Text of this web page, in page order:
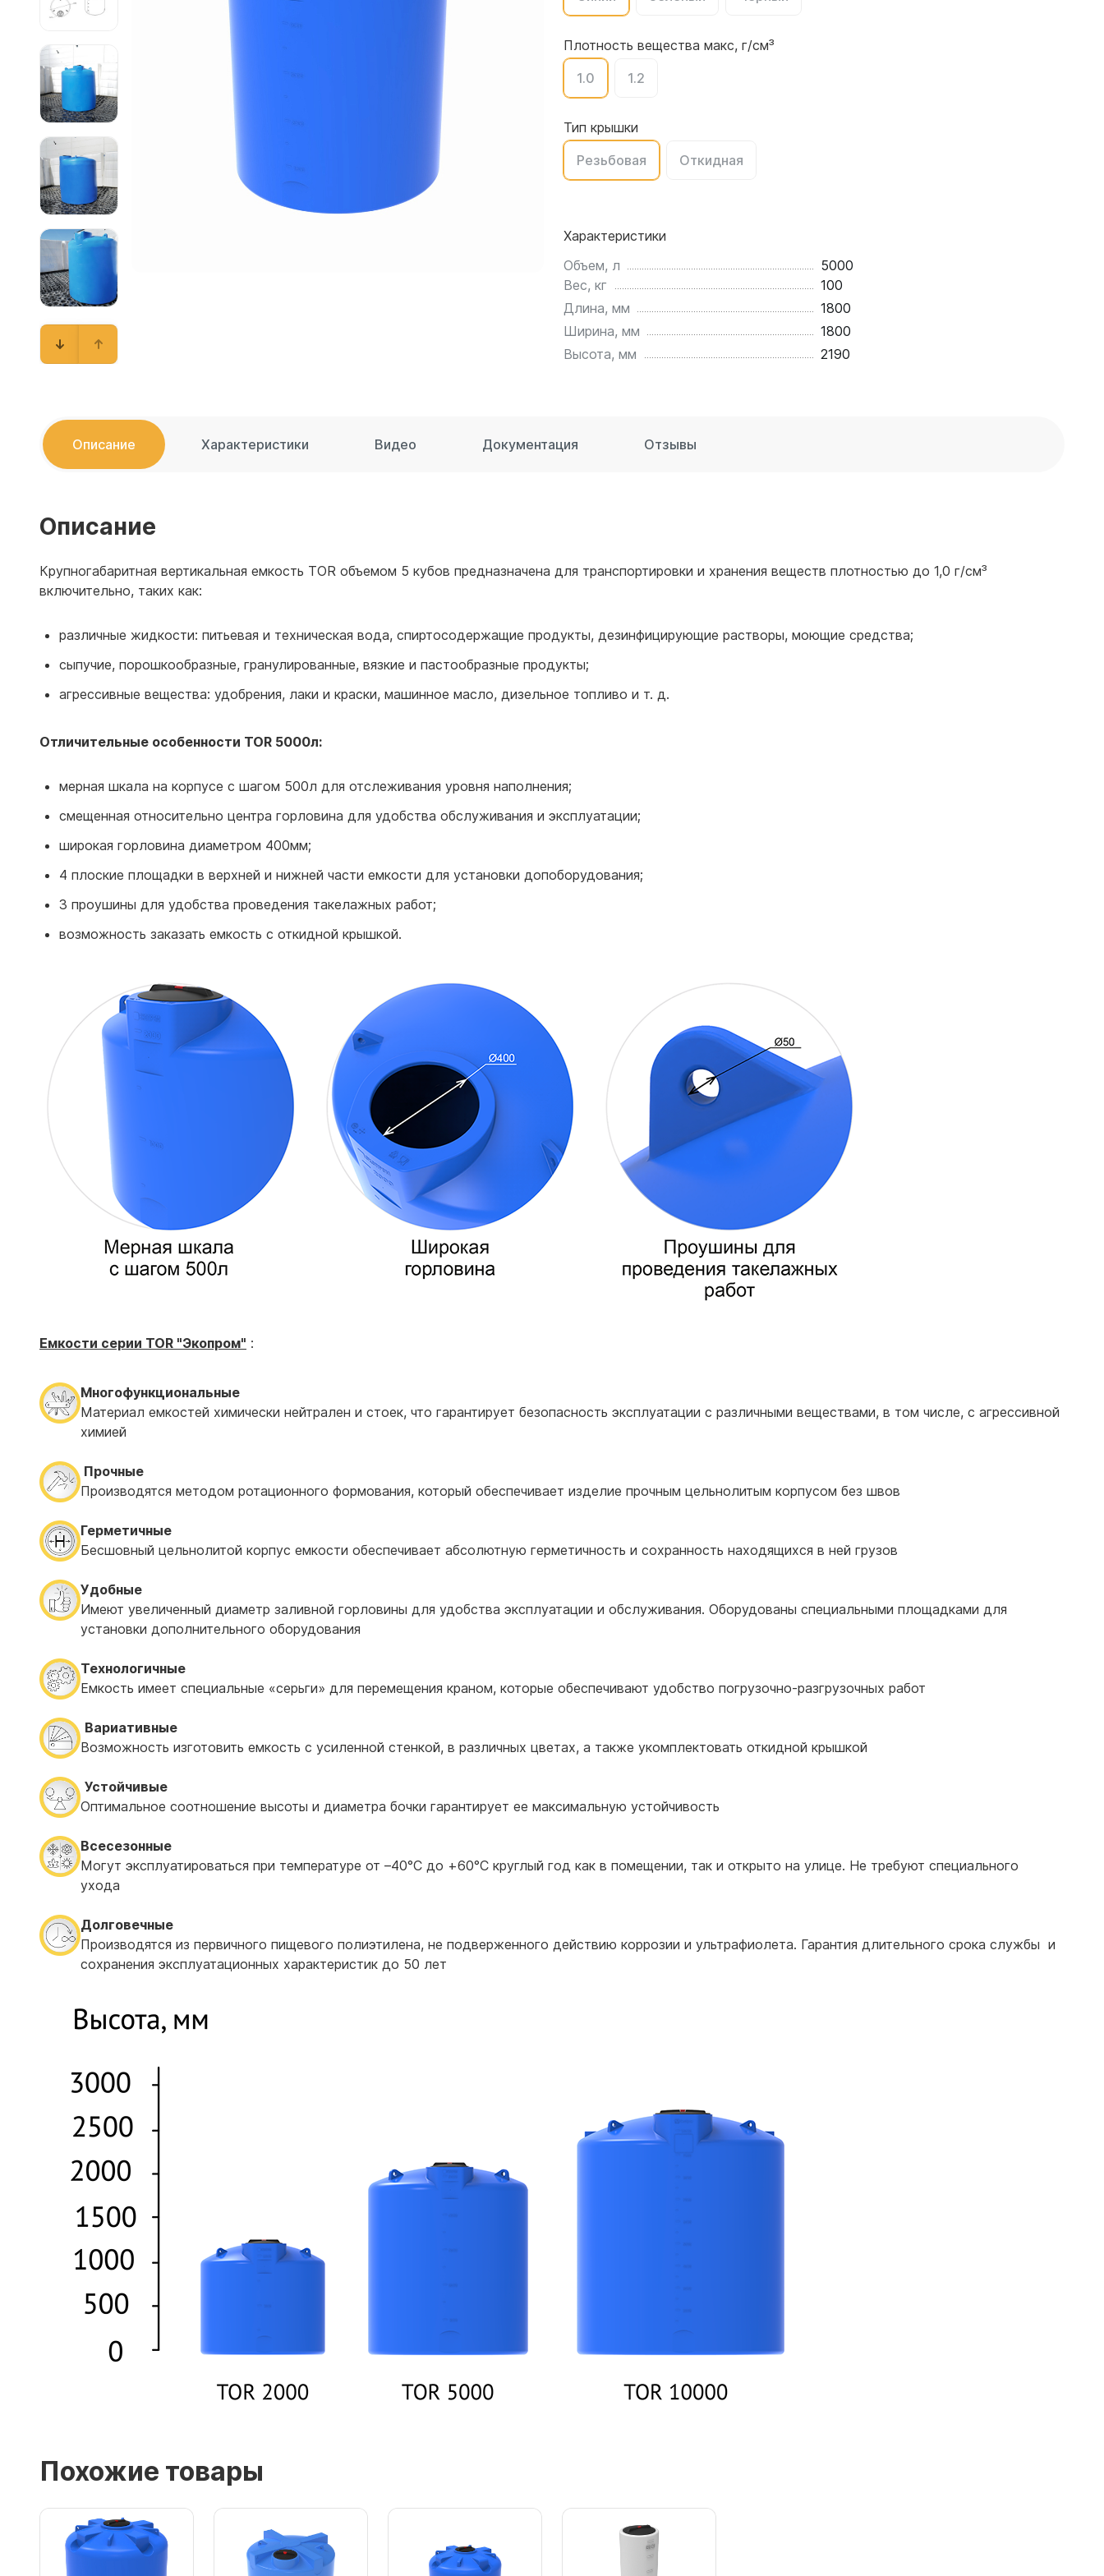
Емкости для воды 4500 литров
Емкости для воды 4000 литров
Емкости для воды 3000 литров
Емкости для воды 2500 литров
Емкости для воды 2000 литров
Емкости для воды 1500 литров
Емкости для воды 1000 литров
Емкости для воды 750 литров
Емкости для воды 600 литров
Емкости для воды 500 литров
ЦКТ для ферментации
Плотность вещества макс, г/см³
1.0
1.2
Тип крышки
Резьбовая
Откидная
Характеристики
Объем, л
5000
Вес, кг
100
Длина, мм
1800
Ширина, мм
1800
Высота, мм
2190
Описание Характеристики Видео Документация Отзывы
Описание
Крупногабаритная вертикальная емкость TOR объемом 5 кубов предназначена для транспортировки и хранения веществ плотностью до 1,0 г/см³
включительно, таких как:
различные жидкости: питьевая и техническая вода, спиртосодержащие продукты, дезинфицирующие растворы, моющие средства;
сыпучие, порошкообразные, гранулированные, вязкие и пастообразные продукты;
агрессивные вещества: удобрения, лаки и краски, машинное масло, дизельное топливо и т. д.
Отличительные особенности TOR 5000л:
мерная шкала на корпусе с шагом 500л для отслеживания уровня наполнения;
смещенная относительно центра горловина для удобства обслуживания и эксплуатации;
широкая горловина диаметром 400мм;
4 плоские площадки в верхней и нижней части емкости для установки допоборудования;
3 проушины для удобства проведения такелажных работ;
возможность заказать емкость с откидной крышкой.
Емкости серии TOR "Экопром" :
Многофункциональные
Материал емкостей химически нейтрален и стоек, что гарантирует безопасность эксплуатации с различными веществами, в том числе, с агрессивной
химией
Прочные
Производятся методом ротационного формования, который обеспечивает изделие прочным цельнолитым корпусом без швов
Герметичные
Бесшовный цельнолитой корпус емкости обеспечивает абсолютную герметичность и сохранность находящихся в ней грузов
Удобные
Имеют увеличенный диаметр заливной горловины для удобства эксплуатации и обслуживания. Оборудованы специальными площадками для
установки дополнительного оборудования
Технологичные
Емкость имеет специальные «серьги» для перемещения краном, которые обеспечивают удобство погрузочно-разгрузочных работ
Вариативные
Возможность изготовить емкость с усиленной стенкой, в различных цветах, а также укомплектовать откидной крышкой
Устойчивые
Оптимальное соотношение высоты и диаметра бочки гарантирует ее максимальную устойчивость
Всесезонные
Могут эксплуатироваться при температуре от –40°С до +60°С круглый год как в помещении, так и открыто на улице. Не требуют специального
ухода
Долговечные
Производятся из первичного пищевого полиэтилена, не подверженного действию коррозии и ультрафиолета. Гарантия длительного срока службы и
сохранения эксплуатационных характеристик до 50 лет
Похожие товары